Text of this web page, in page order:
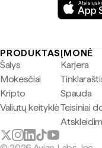
PRODUKTAS
Šalys
Mokesčiai
Kripto
Valiutų keityklė
ĮMONĖ
Karjera
Spauda
Teisiniai